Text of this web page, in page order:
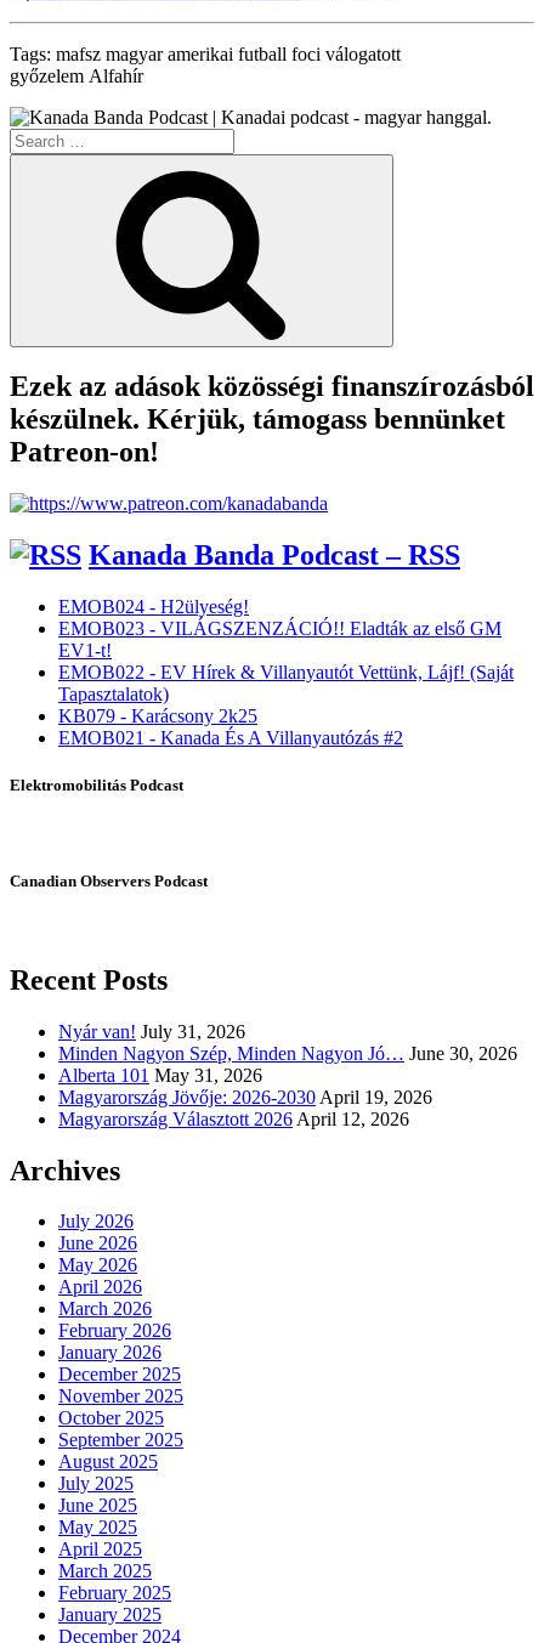
Tags: mafsz magyar amerikai futball foci válogatott
győzelem Alfahír
Search
for:
Ezek az adások közösségi finanszírozásból
készülnek. Kérjük, támogass bennünket
Patreon-on!
Kanada Banda Podcast – RSS
EMOB024 - H2ülyeség!
EMOB023 - VILÁGSZENZÁCIÓ!! Eladták az első GM
EV1-t!
EMOB022 - EV Hírek & Villanyautót Vettünk, Lájf! (Saját
Tapasztalatok)
KB079 - Karácsony 2k25
EMOB021 - Kanada És A Villanyautózás #2
Elektromobilitás Podcast
Canadian Observers Podcast
Recent Posts
Nyár van! July 31, 2026
Minden Nagyon Szép, Minden Nagyon Jó… June 30, 2026
Alberta 101 May 31, 2026
Magyarország Jövője: 2026-2030 April 19, 2026
Magyarország Választott 2026 April 12, 2026
Archives
July 2026
June 2026
May 2026
April 2026
March 2026
February 2026
January 2026
December 2025
November 2025
October 2025
September 2025
August 2025
July 2025
June 2025
May 2025
April 2025
March 2025
February 2025
January 2025
December 2024